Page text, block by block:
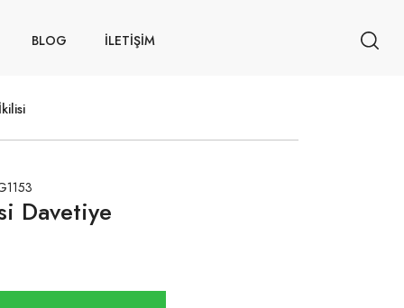
BLOG İLETİŞİM
Davetiye